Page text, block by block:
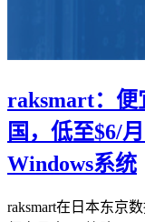
raksmart：便
国，低至$6/
Windows系统
raksmart在日本东京